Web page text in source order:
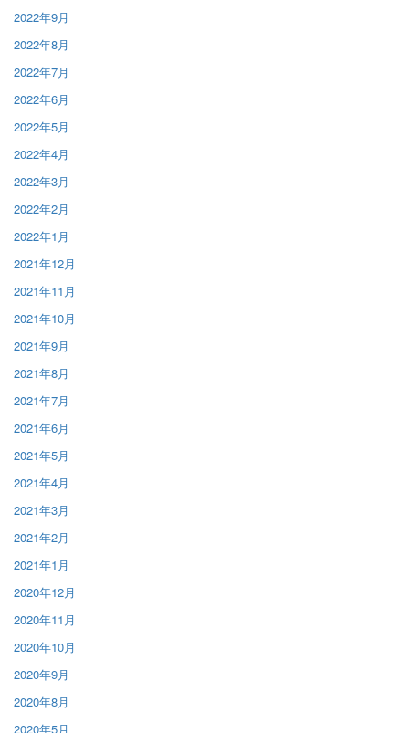
2022年9月
2022年8月
2022年7月
2022年6月
2022年5月
2022年4月
2022年3月
2022年2月
2022年1月
2021年12月
2021年11月
2021年10月
2021年9月
2021年8月
2021年7月
2021年6月
2021年5月
2021年4月
2021年3月
2021年2月
2021年1月
2020年12月
2020年11月
2020年10月
2020年9月
2020年8月
2020年5月